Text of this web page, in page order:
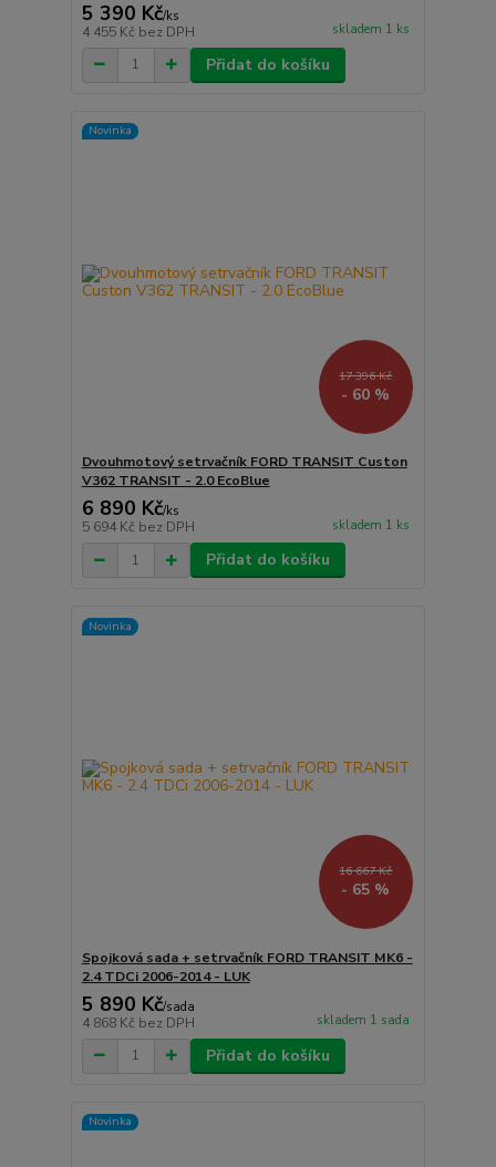
5 390 Kč/ks
4 455 Kč bez DPH skladem 1 ks
Přidat do košíku
Novinka
17 396 Kč
- 60 %
Dvouhmotový setrvačník FORD TRANSIT Custon
V362 TRANSIT - 2.0 EcoBlue
6 890 Kč/ks
5 694 Kč bez DPH skladem 1 ks
Přidat do košíku
Novinka
16 667 Kč
- 65 %
Spojková sada + setrvačník FORD TRANSIT MK6 -
2.4 TDCi 2006-2014 - LUK
5 890 Kč/sada
4 868 Kč bez DPH skladem 1 sada
Přidat do košíku
Novinka